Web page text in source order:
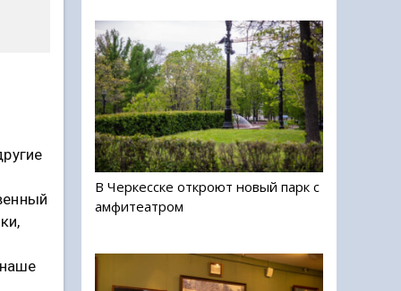
В Черкесске откроют новый парк с
амфитеатром